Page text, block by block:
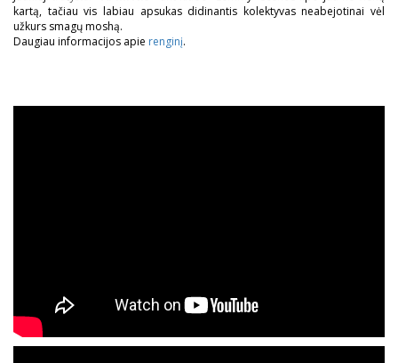
kartą, tačiau vis labiau apsukas didinantis kolektyvas neabejotinai vėl
užkurs smagų moshą.
Daugiau informacijos apie renginį.